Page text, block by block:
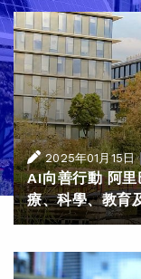
2025年01月15日
AI向善行動 阿
療、科學、教育